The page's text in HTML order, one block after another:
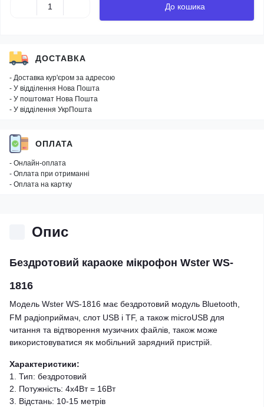
До кошика
ДОСТАВКА
- Доставка кур'єром за адресою
- У відділення Нова Пошта
- У поштомат Нова Пошта
- У відділення УкрПошта
ОПЛАТА
- Онлайн-оплата
- Оплата при отриманні
- Оплата на картку
Опис
Бездротовий караоке мікрофон Wster WS-
1816
Модель Wster WS-1816 має бездротовий модуль Bluetooth,
FM радіоприймач, слот USB і TF, а також microUSB для
читання та відтворення музичних файлів, також може
використовуватися як мобільний зарядний пристрій.
Характеристики:
1. Тип: бездротовий
2. Потужність: 4х4Вт = 16Вт
3. Відстань: 10-15 метрів